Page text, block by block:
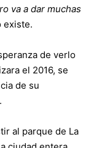
va a dar muchas
existe.
de verlo
el 2016, se
de su
al parque de La